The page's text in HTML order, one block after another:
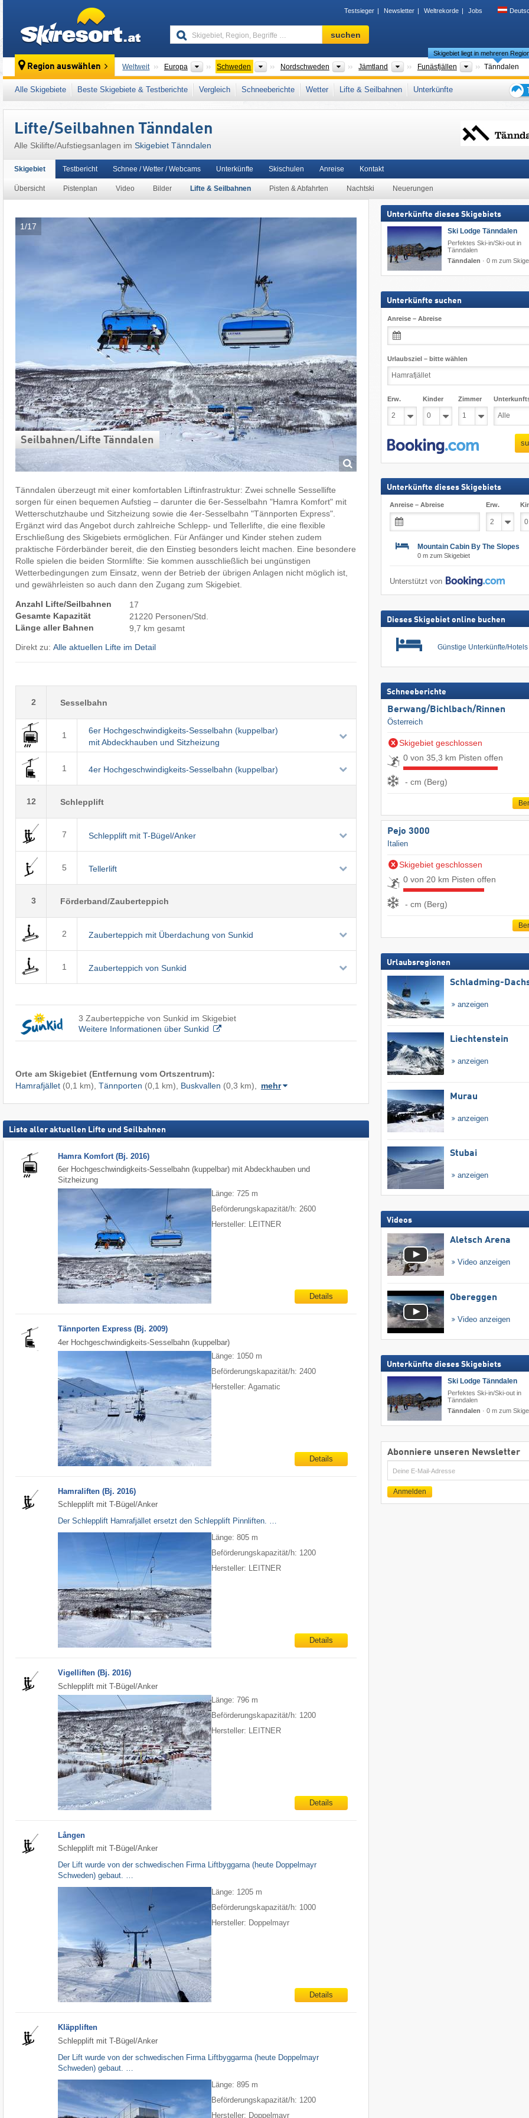
Testsieger Newsletter Weltrekorde Jobs
Skigebiet,
Region,
…
suchen
Region auswählen Weltweit Europa Kontinente
Schweden LänderNordschweden Landesteile
Jämtland Provinzen
Funäsfjällen
Skigebiet liegt in mehreren
Tänndalen
Dieses Skigebiet liegt auch in: Härjedalen Skandinavisches Gebirge, Skandinavien Nordeuropa, Europäische Union
Alle Skigebiete Beste Skigebiete & Testberichte Vergleich Schneeberichte Wetter Lifte & Seilbahnen
Unterkünfte
Lifte/Seilbahnen Tänndalen
Alle Skilifte/Aufstiegsanlagen im Skigebiet Tänndalen
Skigebiet
Übersicht Pistenplan Video Bilder Lifte & Seilbahnen Pisten & Abfahrten Nachtski Neuerungen
Testbericht Schnee / Wetter / Webcams Unterkünfte Skischulen Anreise Kontakt
1/17
Seilbahnen/​Lifte Tänndalen
Tänndalen überzeugt mit einer komfortablen Liftinfrastruktur: Zwei schnelle Sessellifte
sorgen für einen bequemen Aufstieg – darunter die 6er-Sesselbahn "Hamra Komfort" mit
Wetterschutzhaube und Sitzheizung sowie die 4er-Sesselbahn "Tännporten Express".
Ergänzt wird das Angebot durch zahlreiche Schlepp- und Tellerlifte, die eine flexible
Erschließung des Skigebiets ermöglichen. Für Anfänger und Kinder stehen zudem
praktische Förderbänder bereit, die den Einstieg besonders leicht machen. Eine besondere
Rolle spielen die beiden Stormlifte: Sie kommen ausschließlich bei ungünstigen
Wetterbedingungen zum Einsatz, wenn der Betrieb der übrigen Anlagen nicht möglich ist,
und gewährleisten so auch dann den Zugang zum Skigebiet.
Anzahl Lifte/Seilbahnen
17
Gesamte Kapazität
21220 Personen/Std.
Länge aller Bahnen
9,7 km gesamt
Direkt zu: Alle aktuellen Lifte im Detail
2 Sesselbahn
1
6er Hochgeschwindigkeits-Sesselbahn (kuppelbar)
mit Abdeckhauben und Sitzheizung
1 4er Hochgeschwindigkeits-Sesselbahn (kuppelbar)
12 Schlepplift
7 Schlepplift mit T-Bügel/Anker
5 Tellerlift
3 Förderband/Zauberteppich
2 Zauberteppich mit Überdachung von Sunkid
1 Zauberteppich von Sunkid
3 Zauberteppiche von Sunkid im Skigebiet
Weitere Informationen über Sunkid
Orte am Skigebiet (Entfernung vom Ortszentrum):
Hamrafjället(0,1 km), Tännporten (0,1 km), Buskvallen (0,3 km), mehr
Liste aller aktuellen Lifte und Seilbahnen
Hamra Komfort (Bj. 2016)
6er Hochgeschwindigkeits-Sesselbahn (kuppelbar) mit Abdeckhauben und
Sitzheizung
Länge: 725 m
Beförderungskapazität/h: 2600
Hersteller: LEITNER
Details
Tännporten Express (Bj. 2009)
4er Hochgeschwindigkeits-Sesselbahn (kuppelbar)
Länge: 1050 m
Beförderungskapazität/h: 2400
Hersteller: Agamatic
Details
Hamraliften (Bj. 2016)
Schlepplift mit T-Bügel/Anker
Der Schlepplift Hamrafjället ersetzt den Schlepplift Pinnliften. …
Länge: 805 m
Beförderungskapazität/h: 1200
Hersteller: LEITNER
Details
Vigelliften (Bj. 2016)
Schlepplift mit T-Bügel/Anker
Länge: 796 m
Beförderungskapazität/h: 1200
Hersteller: LEITNER
Details
Lången
Schlepplift mit T-Bügel/Anker
Der Lift wurde von der schwedischen Firma Liftbyggarna (heute Doppelmayr
Schweden) gebaut. …
Länge: 1205 m
Beförderungskapazität/h: 1000
Hersteller: Doppelmayr
Details
Kläppliften
Schlepplift mit T-Bügel/Anker
Der Lift wurde von der schwedischen Firma Liftbyggarma (heute Doppelmayr
Schweden) gebaut. …
Länge: 895 m
Beförderungskapazität/h: 1200
Hersteller: Doppelmayr
Unterkünfte dieses Skigebiets
Ski Lodge Tänndalen
Perfektes Ski-in/Ski-out in
Tänndalen
Tänndalen · 0 m zum
Unterkünfte suchen
Anreise – Abreise
Urlaubsziel – bitte wählen
Erw. Kinder Zimmer
Unterkünfte dieses Skigebiets
Anreise – Abreise Erw.
Mountain Cabin By The Slopes
0 m zum Skigebiet
Unterstützt von
Dieses Skigebiet online buchen
Günstige Unterkünfte/Hotels
Schneeberichte
Berwang/​Bichlbach/​Rinnen
Österreich
Skigebiet geschlossen
0 von 35,3 km Pisten offen
- cm (Berg)
Pejo 3000
Italien
Skigebiet geschlossen
0 von 20 km Pisten offen
- cm (Berg)
Urlaubsregionen
Schladming-
anzeigen
Liechtenstein
anzeigen
Murau
anzeigen
Stubai
anzeigen
Videos
Aletsch Arena
Video anzeigen
Obereggen
Video anzeigen
Unterkünfte dieses Skigebiets
Ski Lodge Tänndalen
Perfektes Ski-in/Ski-out in
Tänndalen
Tänndalen · 0 m zum
Abonniere unseren Newsletter
E-
Mail
Anmelden